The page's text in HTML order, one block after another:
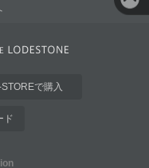
で購入
ド